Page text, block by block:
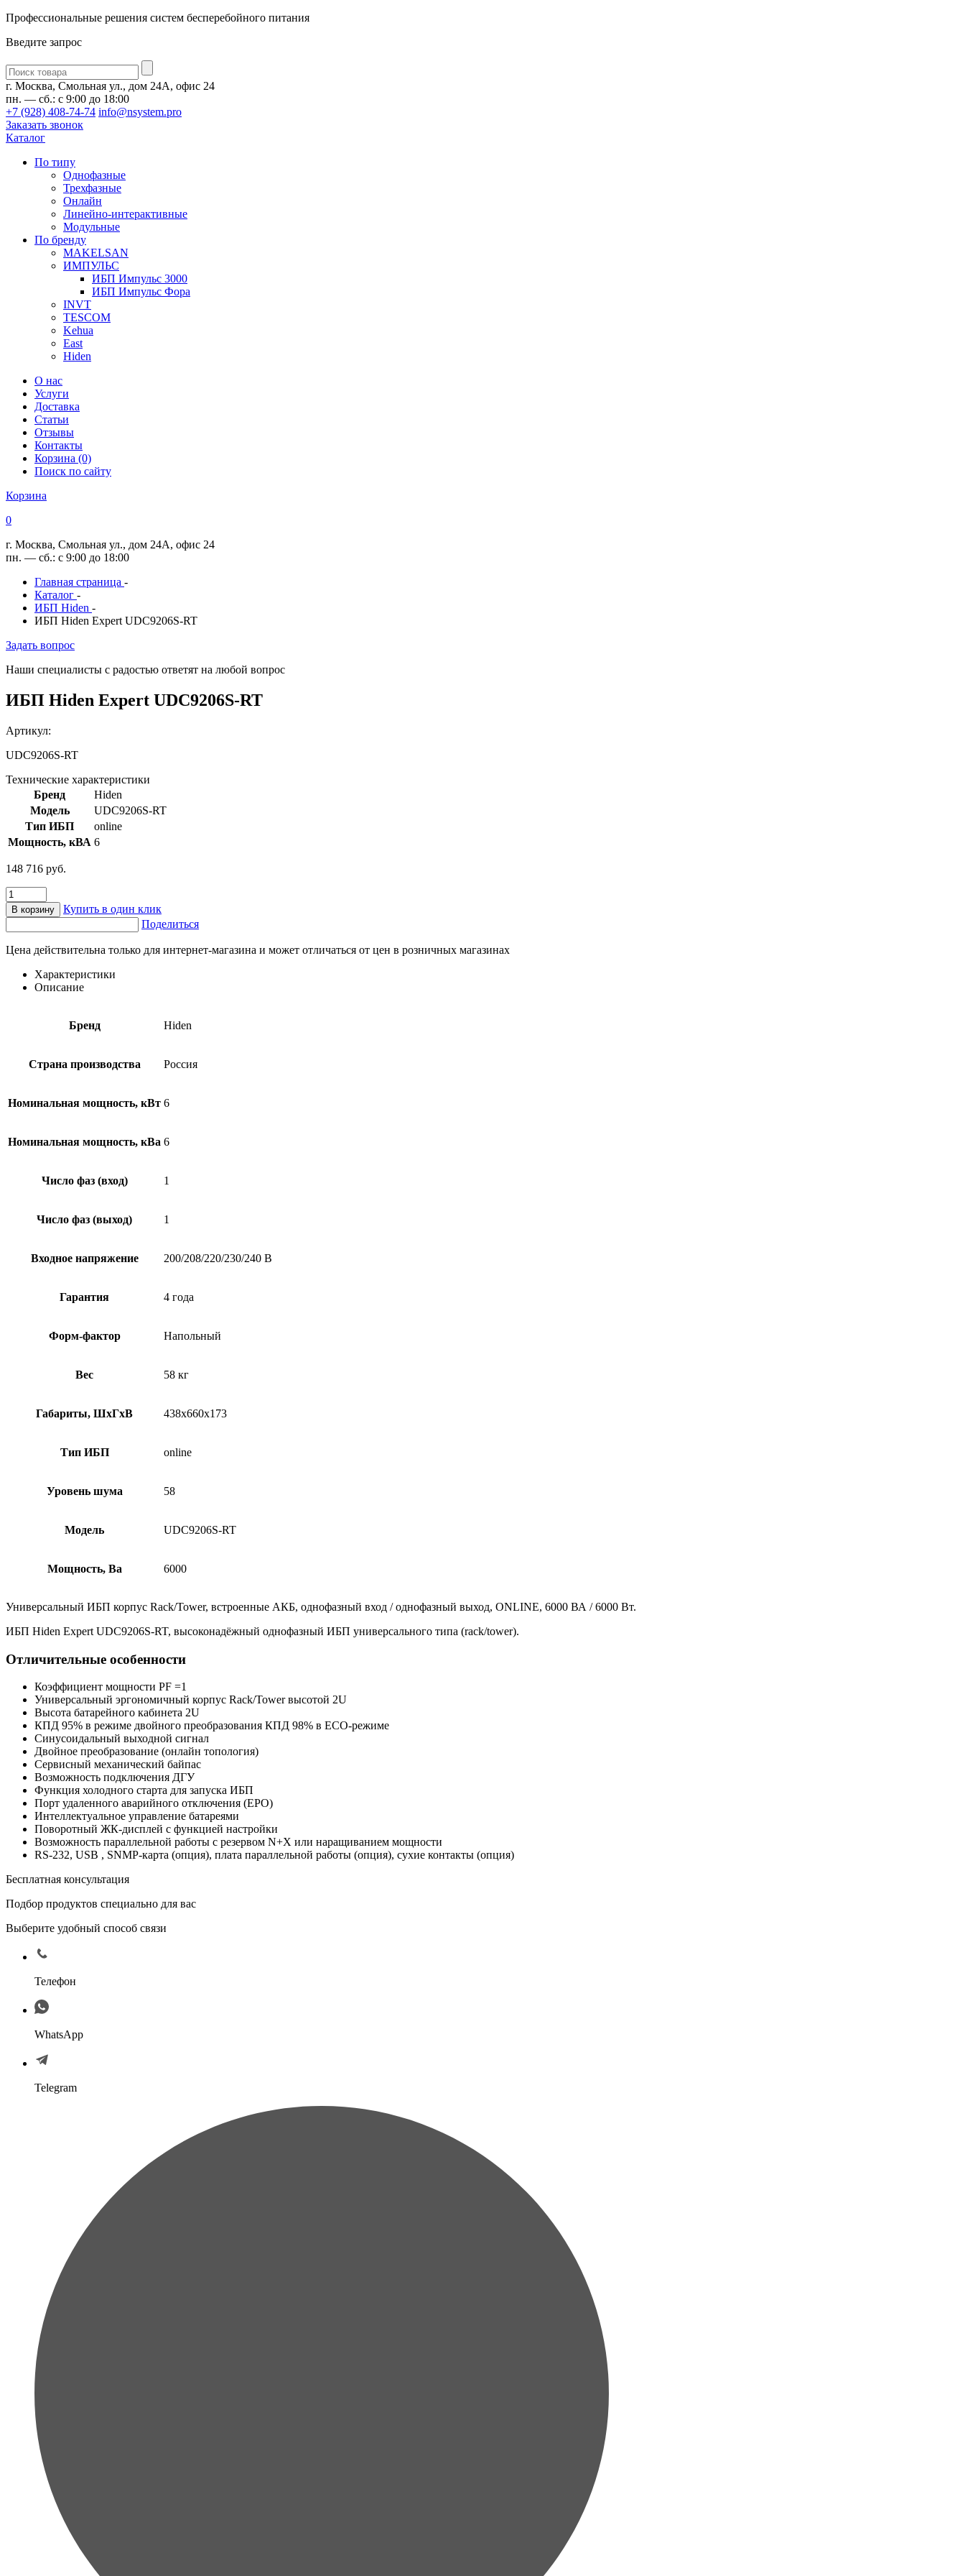
Профессиональные решения систем бесперебойного питания
Введите запрос
Введите
запрос
г. Москва, Смольная ул., дом 24А, офис 24
пн. — сб.: с 9:00 до 18:00
+7 (928) 408-74-74 info@nsystem.pro
Заказать звонок
Каталог
По типу
Однофазные
Трехфазные
Онлайн
Линейно-интерактивные
Модульные
По бренду
MAKELSAN
ИМПУЛЬС
ИБП Импульс 3000
ИБП Импульс Фора
INVT
TESCOM
Kehua
East
Hiden
О нас
Услуги
Доставка
Статьи
Отзывы
Контакты
Корзина (0)
Поиск по сайту
Корзина
0
г. Москва, Смольная ул., дом 24А, офис 24
пн. — сб.: с 9:00 до 18:00
Главная страница -
Каталог -
ИБП Hiden -
ИБП Hiden Expert UDC9206S-RT
Задать вопрос
Наши специалисты с радостью ответят на любой вопрос
ИБП Hiden Expert UDC9206S-RT
Артикул:
UDC9206S-RT
Технические характеристики
Бренд
Hiden
Модель
UDC9206S-RT
Тип ИБП
online
Мощность, кВА 6
148 716 руб.
Количество
товара
ИБП
Hiden
Expert
UDC9206S-
В корзину
Купить в один клик
Поделиться
Цена действительна только для интернет-магазина и может отличаться от цен в розничных магазинах
Характеристики
Описание
Бренд Hiden
Страна производства Россия
Номинальная мощность, кВт 6
Номинальная мощность, кВа 6
Число фаз (вход) 1
Число фаз (выход) 1
Входное напряжение 200/208/220/230/240 В
Гарантия 4 года
Форм-фактор Напольный
Вес 58 кг
Габариты, ШхГхВ 438x660x173
Тип ИБП online
Уровень шума 58
Модель UDC9206S-RT
Мощность, Ва 6000
Универсальный ИБП корпус Rack/Tower, встроенные АКБ, однофазный вход / однофазный выход, ONLINE, 6000 ВА / 6000 Вт.
ИБП Hiden Expert UDC9206S-RT, высоконадёжный однофазный ИБП универсального типа (rack/tower).
Отличительные особенности
Коэффициент мощности PF =1
Универсальный эргономичный корпус Rack/Tower высотой 2U
Высота батарейного кабинета 2U
КПД 95% в режиме двойного преобразования КПД 98% в ЕСО-режиме
Синусоидальный выходной сигнал
Двойное преобразование (онлайн топология)
Сервисный механический байпас
Возможность подключения ДГУ
Функция холодного старта для запуска ИБП
Порт удаленного аварийного отключения (EPO)
Интеллектуальное управление батареями
Поворотный ЖК-дисплей с функцией настройки
Возможность параллельной работы с резервом N+X или наращиванием мощности
RS-232, USB , SNMP-карта (опция), плата параллельной работы (опция), сухие контакты (опция)
Бесплатная консультация
Подбор продуктов специально для вас
Выберите удобный способ связи
Телефон
WhatsApp
Telegram